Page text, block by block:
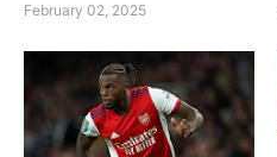
February 02, 2025